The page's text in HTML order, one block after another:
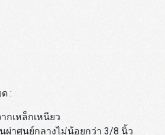
:
กเหล็กเหนียว
ผ่าศูนย์กลางไม่น้อยกว่า 3/8 นิ้ว